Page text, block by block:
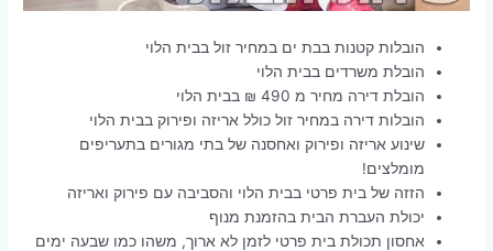
הובלות קטנות בבת ים במחיר זול בבית הלוי
הובלת משרדים בבית הלוי
הובלת דירה מחיר מ 490 ₪ בבית הלוי
הובלות דירה במחיר זול כולל אריזה ופירוק בבית הלוי
שינוע אריזה ופירוק ואחסנה של בתי מגורים בתעריפים
מומלצים!
הזזה של בית פרטי בבית הלוי והסביבה עם פירוק ואריזה
יכולת העברת הבית בהזמנת מנוף
אחסון תכולת בית פרטי לזמן לא ארוך, משהו כמו שבעה ימים